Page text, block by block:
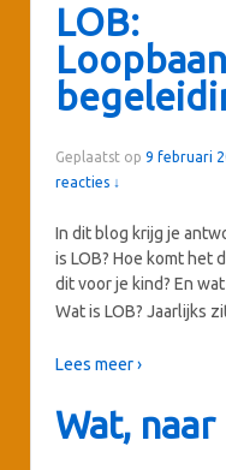
LOB:
Geplaatst op 9 februari
reacties ↓
In dit blog krijg je
is LOB? Hoe komt het
dit voor je kind? En
Wat is LOB? Jaarlijks
Lees meer ›
Wat,